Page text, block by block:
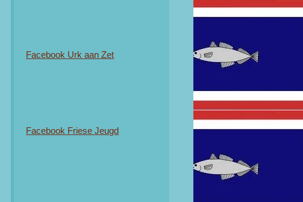
Facebook Urk aan Zet
Facebook Friese Jeugd